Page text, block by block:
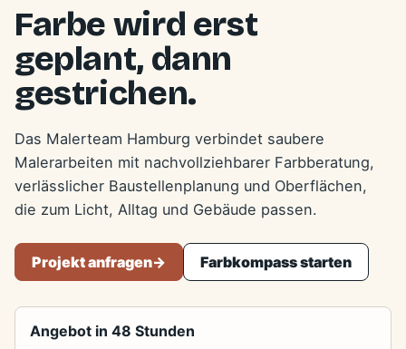
Farbe wird erst
geplant, dann
gestrichen.
Das Malerteam Hamburg verbindet saubere
Malerarbeiten mit nachvollziehbarer Farbberatung,
verlässlicher Baustellenplanung und Oberflächen,
die zum Licht, Alltag und Gebäude passen.
Projekt anfragen-> Farbkompass starten
Angebot in 48 Stunden